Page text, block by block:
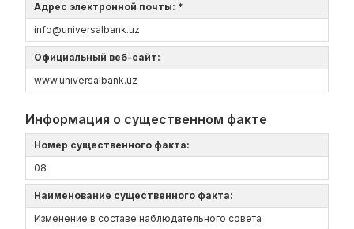
Адрес электронной почты: *
info@universalbank.uz
Официальный веб-сайт:
www.universalbank.uz
Информация о существенном факте
Номер существенного факта:
08
Наименование существенного факта:
Изменение в составе наблюдательного совета